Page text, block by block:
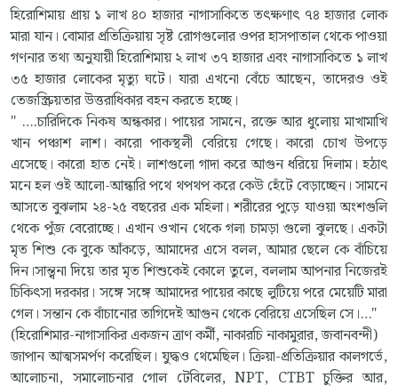
হিরোশিমায় প্রায় ১ লাখ ৪০ হাজার নাগাসাকিতে তৎক্ষণাৎ ৭৪ হাজার লোক
মারা যান। বোমার প্রতিক্রিয়ায় সৃষ্ট রোগগুলোর ওপর হাসপাতাল থেকে পাওয়া
গণনার তথ্য অনুযায়ী হিরোশিমায় ২ লাখ ৩৭ হাজার এবং নাগাসাকিতে ১ লাখ
৩৫ হাজার লোকের মৃত্যু ঘটে। যারা এখনো বেঁচে আছেন, তাদেরও ওই
তেজস্ক্রিয়তার উত্তরাধিকার বহন করতে হচ্ছে।
" ….চারিদিকে নিকষ অন্ধকার। পায়ের সামনে, রক্তে আর ধুলোয় মাখামাখি
খান পঞ্চাশ লাশ। কারো পাকস্থলী বেরিয়ে গেছে। কারো চোখ উপড়ে
এসেছে। কারো হাত নেই। লাশগুলো গাদা করে আগুন ধরিয়ে দিলাম। হঠাৎ
মনে হল ওই আলো-আন্ধারি পথে থপথপ করে কেউ হেঁটে বেড়াচ্ছেন। সামনে
আসতে বুঝলাম ২৪-২৫ বছরের এক মহিলা। শরীরের পুড়ে যাওয়া অংশগুলি
থেকে পুঁজ বেরোচ্ছে। এখান ওখান থেকে গলা চামড়া গুলো ঝুলছে। একটা
মৃত শিশু কে বুকে আঁকড়ে, আমাদের এসে বলল, আমার ছেলে কে বাঁচিয়ে
দিন।সান্ত্বনা দিয়ে তার মৃত শিশুকেই কোলে তুলে, বললাম আপনার নিজেরই
চিকিৎসা দরকার। সঙ্গে সঙ্গে আমাদের পায়ের কাছে লুটিয়ে পরে মেয়েটি মারা
গেল। সন্তান কে বাঁচানোর তাগিদেই আগুন থেকে বেরিয়ে এসেছিল সে।…"
(হিরোশিমার-নাগাসাকির একজন ত্রাণ কর্মী, নাকারচি নাকামুরার, জবানবন্দী)
জাপান আত্মসমর্পণ করেছিল। যুদ্ধও থেমেছিল। ক্রিয়া-প্রতিক্রিয়ার কালগর্ভে,
আলোচনা, সমালোচনার গোল টেবিলের, NPT, CTBT চুক্তির আর,